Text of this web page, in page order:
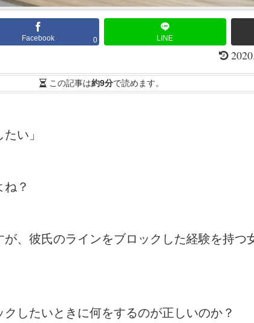
Facebook 0 LINE
この記事は約9分で読めます。
い」
？
、彼氏のラインをブロックした経験を持つ
したいときに何をするのが正しいのか？